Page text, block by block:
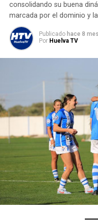
consolidando su buena
marcada por el dominio y
Publicado hace 8
Por Huelva TV